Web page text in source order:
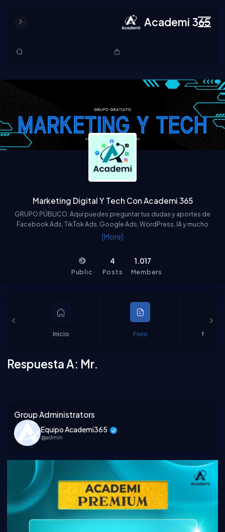
Academi 365
Marketing Digital Y Tech Con Academi 365
GRUPO PÚBLICO. Aquí puedes preguntar tus dudas y aportes de
Facebook Ads, TikTok Ads, Google Ads, WordPress, IA y mucho
más. Nuestra comunidad responde y ocasionalmente, también
[More]
Public
4
Posts
1.017
Members
Inicio Foro
Respuesta A: Mr.
Asides
Group Administrators
Equipo Academi365
@admin